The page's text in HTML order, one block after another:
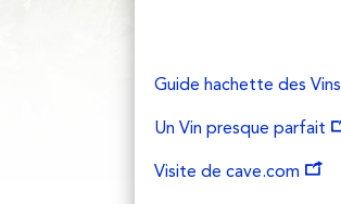
Guide hachette des Vins
Un Vin presque parfait
Visite de cave.com